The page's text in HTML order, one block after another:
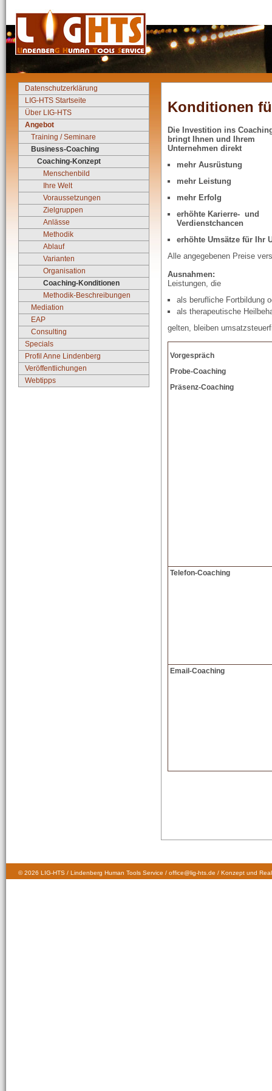
Datenschutzerklärung
LIG-HTS Startseite
Über LIG-HTS
Angebot
Training / Seminare
Business-Coaching
Coaching-Konzept
Menschenbild
Ihre Welt
Voraussetzungen
Zielgruppen
Anlässe
Methodik
Ablauf
Varianten
Organisation
Coaching-Konditionen
Methodik-Beschreibungen
Mediation
EAP
Consulting
Specials
Profil Anne Lindenberg
Veröffentlichungen
Webtipps
Konditionen
Die Investition ins
bringt Ihnen und Ihrem
Unternehmen direkt
mehr Ausrüstung
mehr Leistung
mehr Erfolg
erhöhte Karierre- und
Verdienstchancen
erhöhte Umsätze für Ihr
Alle angegebenen Preise
Ausnahmen:
Leistungen, die
als berufliche Fortbildung
als therapeutische
gelten, bleiben
Vorgespräch
Probe-Coaching
Präsenz-Coaching
Telefon-Coaching
Email-Coaching
© 2026 LIG-HTS / Lindenberg Human Tools Service / office@lig-hts.de / Konzept und